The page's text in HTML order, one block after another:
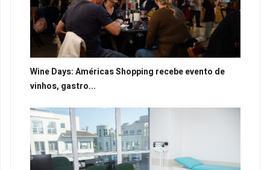
Wine Days: Américas Shopping recebe evento de
vinhos, gastro...